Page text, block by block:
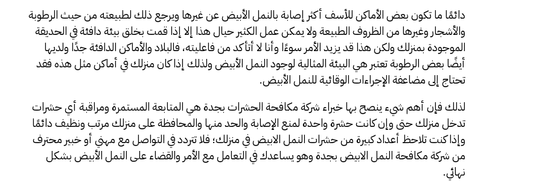
دائمًا ما تكون بعض الأماكن للأسف أكثر إصابة بالنمل الأبيض عن غيرها ويرجع ذلك لطبيعته من حيث الرطوبة
والأشجار وغيرها من الظروف الطبيعة ولا يمكن عمل الكثير حيال هذا إلا إذا قمت بخلق بيئة دافئة في الحديقة
الموجودة بمنزلك ولكن هذا قد يزيد الأمر سوءًا وأنا لا أتأكد من فاعليته، فالبلاد والأماكن الدافئة جدًا ولديها
أيضًا بعض الرطوبة تعتبر هي البيئة المثالية لوجود النمل الأبيض ولذلك إذا كان منزلك في أماكن مثل هذه فقد
تحتاج إلى مضاعفة الإجراءات الوقائية للنمل الأبيض.
لذلك فإن أهم شيء ينصح بها خبراء شركة مكافحة الحشرات بجدةهي المتابعة المستمرة ومراقبة أي حشرات
تدخل منزلك حتى وإن كانت حشرة واحدة لمنع الإصابة والحد منها والمحافظة على منزلك مرتب ونظيف دائمًا
وإذا كنت تلاحظ أعداد كبيرة من حشرات النمل الابيض في منزلك؛ فلا تتردد في التواصل مع مهني أو خبير محترف
منشركة مكافحة النمل الابيض بجدةوهو يساعدك في التعامل مع الأمر والقضاء على النمل الأبيض بشكل
نهائي.